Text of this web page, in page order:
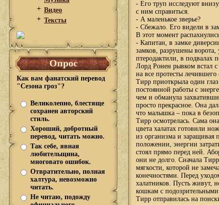
Видео
Тексты
Опрос
Как вам фанатский перевод
"Сезона гроз"?
Великолепно, блестяще
сохранен авторский
стиль.
Хороший, добротный
перевод, читать можно.
Так себе, явная
любительщина,
многовато ошибок.
Отвратительно, полная
халтура, невозможно
читать.
Не читаю, подожду
- Его труп исследуют
с ним справиться.
- А маленькое зверье?
- Сбежало. Его видели в
В этот момент
- Капитан, в замке
замков, разрушены
птеродактили, в подвалах
Лорд Ронен рывком встал
на все протесты лечившего
Тирр приоткрыла один
постоянной работы с
чем и обманула
просто прекрасное. Она
что малышка – пока в
Тирр осмотрелась. Сама
цвета халатах готовили
из организма и заращивая
положении, энергии
стоял прямо перед ней.
они не долго. Сначала
мягкости, которой не
конечностями. Перед
халатников. Пусть живут,
кошкам с
Тирр отправилась на